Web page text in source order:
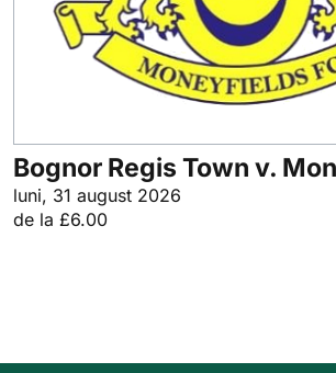
Bognor Regis Town v.
luni, 31 august 2026
de la £6.00